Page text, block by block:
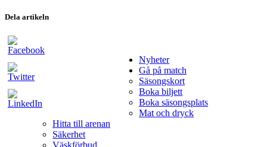
Dela artikeln
Nyheter
Gå på match
Säsongskort
Boka biljett
Boka säsongsplats
Mat och dryck
Hitta till arenan
Säkerhet
Väskförbud